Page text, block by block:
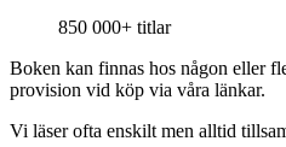
850 000+ titlar
Boken kan finnas hos någon eller
provision vid köp via våra länkar.
Vi läser ofta enskilt men alltid